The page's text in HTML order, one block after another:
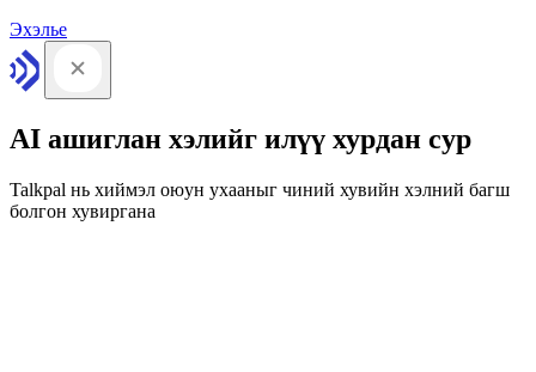
Эхэлье
AI ашиглан хэлийг илүү хурдан сур
Talkpal нь хиймэл оюун ухааныг чиний хувийн хэлний багш
болгон хувиргана